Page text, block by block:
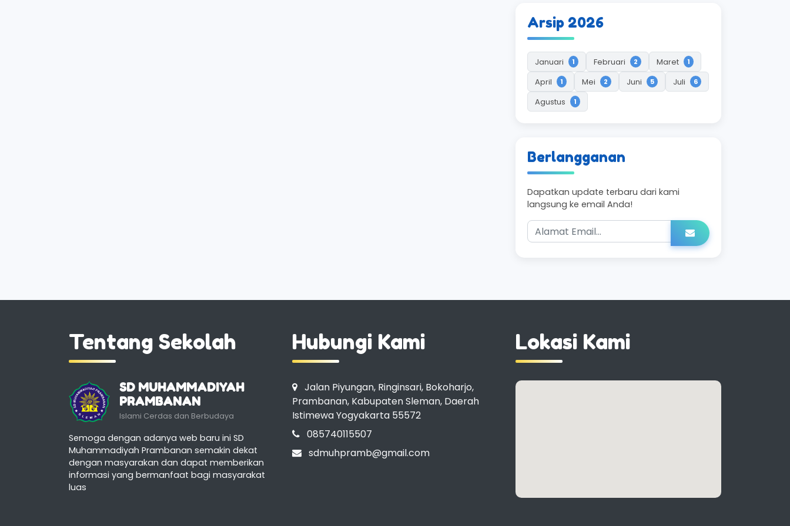
Arsip 2026
Januari 1 Februari 2 Maret 1
April 1 Mei 2 Juni 5 Juli 6
Agustus 1
Berlangganan
Dapatkan update terbaru dari kami
langsung ke email Anda!
Tentang Sekolah
SD MUHAMMADIYAH
PRAMBANAN
Islami Cerdas dan Berbudaya
Semoga dengan adanya web baru ini SD
Muhammadiyah Prambanan semakin dekat
dengan masyarakan dan dapat memberikan
informasi yang bermanfaat bagi masyarakat
luas
Hubungi Kami
Jalan Piyungan, Ringinsari, Bokoharjo,
Prambanan, Kabupaten Sleman, Daerah
Istimewa Yogyakarta 55572
085740115507
sdmuhpramb@gmail.com
Lokasi Kami